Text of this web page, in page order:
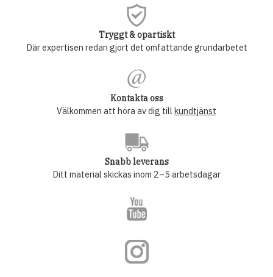
Tryggt & opartiskt
Där expertisen redan gjort det omfattande grundarbetet
Kontakta oss
Välkommen att höra av dig tillkundtjänst
Snabb leverans
Ditt material skickas inom 2–5 arbetsdagar